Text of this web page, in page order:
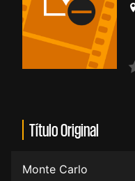
Título Original
Monte Carlo